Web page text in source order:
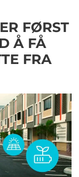
FØRST
Å FÅ
FRA